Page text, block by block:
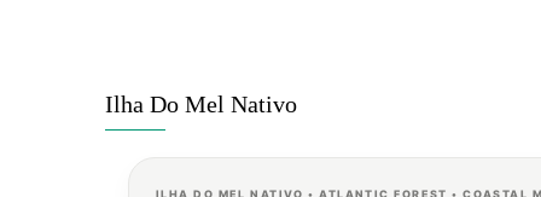
Ilha Do Mel Nativo
ILHA DO MEL NATIVO • ATLANTIC FOREST • COASTAL